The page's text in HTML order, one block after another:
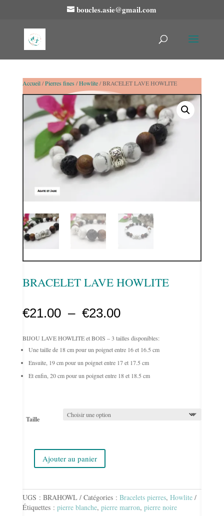
boucles.asie@gmail.com
Accueil/Pierres fines/Howlite/ BRACELET LAVE HOWLITE
BRACELET LAVE HOWLITE
€21.00 – €23.00Plage
prix :
€21.00
à
€23.00
BIJOU LAVE HOWLITE et BOIS – 3 tailles disponibles:
Une taille de 18 cm pour un poignet entre 16 et 16.5 cm
Ensuite, 19 cm pour un poignet entre 17 et 17.5 cm
Et enfin, 20 cm pour un poignet entre 18 et 18.5 cm
Taille
LAVE
HOWLITE
Ajouter au panier
UGS : BRAHOWL Catégories : Bracelets pierres, Howlite
Étiquettes : pierre blanche, pierre marron, pierre noire